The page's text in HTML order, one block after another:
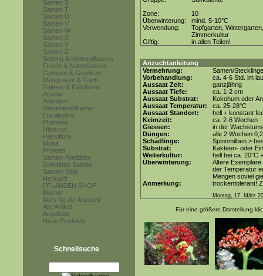
Samen S
Samen T
Samen U
Samen V
Samen W
Samen X
Samen Y
Samen Z
Schling & Kletterpflanzen
Frucht & Nutzpflanzen
Gemüse & Gewürze
Mangroven & Teich
Palmen & Palmfarne
Acacia
Adenium
Baumfarne/Farne
Eucalyptus
Plumeria
Hibiskus
Passiflora
Musa
Proteen
Samen-Raritäten
Gekeimte Samen
Samen-Sets
Herkunft
PFLANZEN SHOP
Bücher
Alles für die Anzucht
Alle Artikel
Angebote
Neue Produkte
Schnellsuche
Zone:
10
Überwinterung:
mind. 5-10°C
Verwendung:
Topfgarten, Wintergarten,
Zimmerkultur
Giftig:
in allen Teilen!
Anzuchtanleitung
Vermehrung:
Samen/Stecklinge
Vorbehandlung:
ca. 4-6 Std. im
Aussaat Zeit:
ganzjährig
Aussaat Tiefe:
ca. 1-2 cm
Aussaat Substrat:
Kokohum oder
Aussaat Temperatur:
ca. 25-28°C
Aussaat Standort:
hell + konstant
Keimzeit:
ca. 2-6 Wochen
Giessen:
in der
Düngen:
alle 2 Wochen
Schädlinge:
Spinnmilben >
Substrat:
Kakteen- oder
Weiterkultur:
hell bei ca. 20°C
Überwinterung:
Ältere Exemplare
der Temperatur
Mengen soviel
Anmerkung:
trockentolerant!
Montag, 17. März
Für eine größere Darstellung